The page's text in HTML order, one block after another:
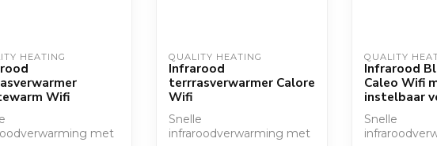
HEATING
Wifi
met
QUALITY HEATING
Infrarood
terrrasverwarmer Calore
Wifi
Snelle
infraroodverwarming met
QUALITY
Infrarood
Caleo Wifi
instelbaar
Snelle